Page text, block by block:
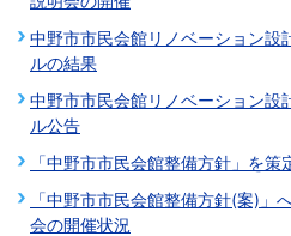
中野市市民会館リノベーション設
ルの結果
中野市市民会館リノベーション設
ル公告
「中野市市民会館整備方針」を策
「中野市市民会館整備方針(案)」
会の開催状況